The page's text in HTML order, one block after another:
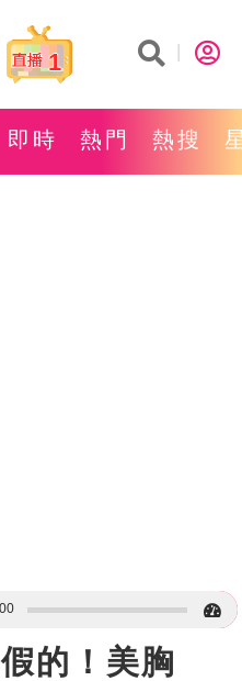
1
即時 熱門 熱搜
的！美胸